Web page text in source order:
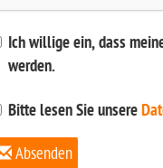
Ich willige ein, dass
werden.
Bitte lesen Sie unsere
Absenden